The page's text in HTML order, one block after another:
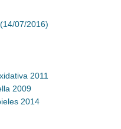
(14/07/2016)
2011
2009
2014